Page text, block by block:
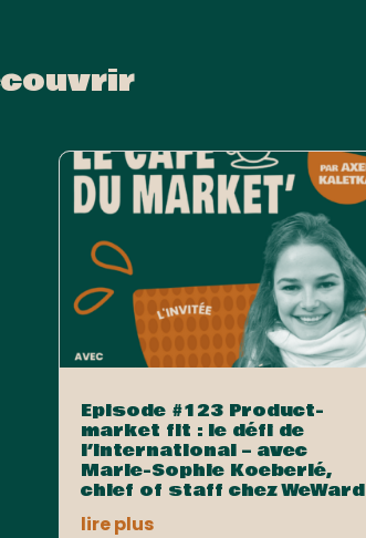
Episode #123 Product-
market fit : le défi de
l’international – avec
Marie-Sophie Koeberlé,
chief of staff chez WeWard
lire plus